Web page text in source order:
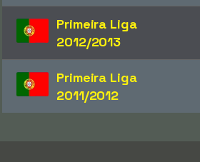
Primeira Liga
2012/2013
Primeira Liga
2011/2012